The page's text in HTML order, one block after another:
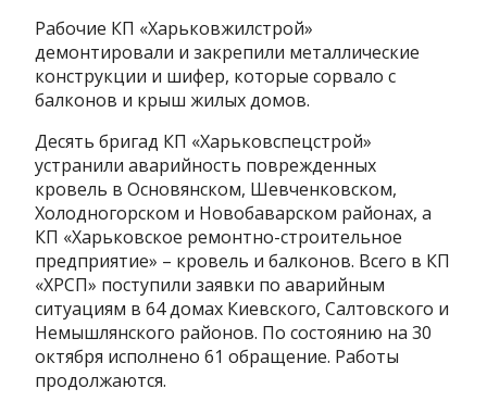
Рабочие КП «Харьковжилстрой»
демонтировали и закрепили металлические
конструкции и шифер, которые сорвало с
балконов и крыш жилых домов.
Десять бригад КП «Харьковспецстрой»
устранили аварийность поврежденных
кровель в Основянском, Шевченковском,
Холодногорском и Новобаварском районах, а
КП «Харьковское ремонтно-строительное
предприятие» – кровель и балконов. Всего в КП
«ХРСП» поступили заявки по аварийным
ситуациям в 64 домах Киевского, Салтовского и
Немышлянского районов. По состоянию на 30
октября исполнено 61 обращение. Работы
продолжаются.